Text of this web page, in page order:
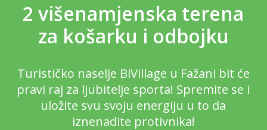
2 višenamjenska terena
za košarku i odbojku
Turističko naselje BiVillage u Fažani bit će
pravi raj za ljubitelje sporta! Spremite se i
uložite svu svoju energiju u to da
iznenadite protivnika!